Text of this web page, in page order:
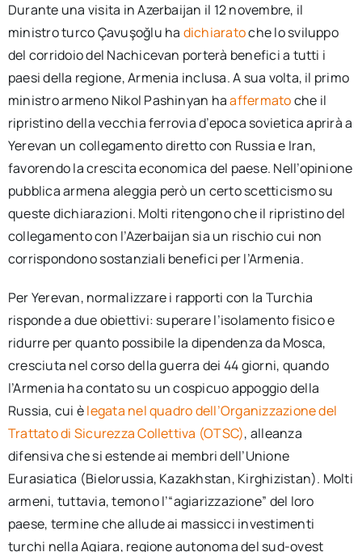
Durante una visita in Azerbaijan il 12 novembre, il
ministro turco Çavuşoğlu ha dichiaratoche lo sviluppo
del corridoio del Nachicevan porterà benefici a tutti i
paesi della regione, Armenia inclusa. A sua volta, il primo
ministro armeno Nikol Pashinyan haaffermatoche il
ripristino della vecchia ferrovia d’epoca sovietica aprirà a
Yerevan un collegamento diretto con Russia e Iran,
favorendo la crescita economica del paese. Nell’opinione
pubblica armena aleggia però un certo scetticismo su
queste dichiarazioni. Molti ritengono che il ripristino del
collegamento con l’Azerbaijan sia un rischio cui non
corrispondono sostanziali benefici per l’Armenia.
Per Yerevan, normalizzare i rapporti con la Turchia
risponde a due obiettivi: superare l’isolamento fisico e
ridurre per quanto possibile la dipendenza da Mosca,
cresciuta nel corso della guerra dei 44 giorni, quando
l’Armenia ha contato su un cospicuo appoggio della
Russia, cui èlegata nel quadro dell’Organizzazione del
Trattato di Sicurezza Collettiva (OTSC), alleanza
difensiva che si estende ai membri dell’Unione
Eurasiatica (Bielorussia, Kazakhstan, Kirghizistan). Molti
armeni, tuttavia, temono l’“agiarizzazione” del loro
paese, termine che allude ai massicci investimenti
turchi nella Agiara, regione autonoma del sud-ovest